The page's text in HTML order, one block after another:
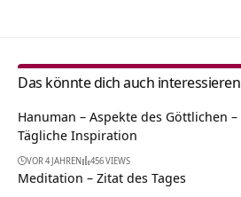
Das könnte dich auch interessieren
Hanuman – Aspekte des Göttlichen –
Tägliche Inspiration
VOR 4 JAHREN 456 VIEWS
Meditation – Zitat des Tages